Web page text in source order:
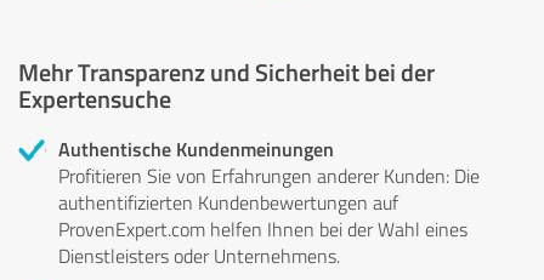
Mehr Transparenz und Sicherheit bei der
Expertensuche
Authentische Kundenmeinungen
Profitieren Sie von Erfahrungen anderer Kunden: Die
authentifizierten Kundenbewertungen auf
ProvenExpert.com helfen Ihnen bei der Wahl eines
Dienstleisters oder Unternehmens.